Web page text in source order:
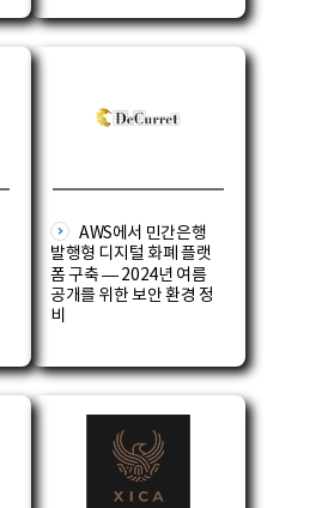
AWS에서 민간은행
발행형 디지털 화폐 플랫
폼 구축 — 2024년 여름
공개를 위한 보안 환경 정
비